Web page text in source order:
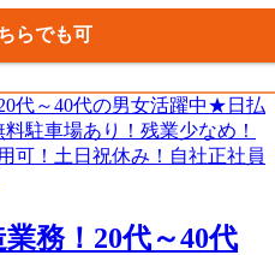
らでも可
務！20代～40代